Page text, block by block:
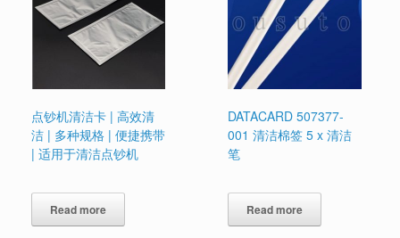
点钞机清洁卡 | 高效清
洁 | 多种规格 | 便捷携带
| 适用于清洁点钞机
Read more
DATACARD 507377-
001 清洁棉签 5 x 清洁
笔
Read more